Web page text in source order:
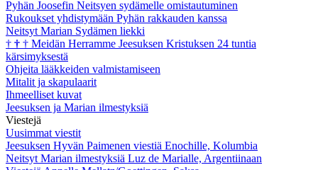
Pyhän Joosefin Neitsyen sydämelle omistautuminen
Rukoukset yhdistymään Pyhän rakkauden kanssa
Neitsyt Marian Sydämen liekki
† † † Meidän Herramme Jeesuksen Kristuksen 24 tuntia
kärsimyksestä
Ohjeita lääkkeiden valmistamiseen
Mitalit ja skapulaarit
Ihmeelliset kuvat
Jeesuksen ja Marian ilmestyksiä
Viestejä
Uusimmat viestit
Jeesuksen Hyvän Paimenen viestiä Enochille, Kolumbia
Neitsyt Marian ilmestyksiä Luz de Marialle, Argentiinaan